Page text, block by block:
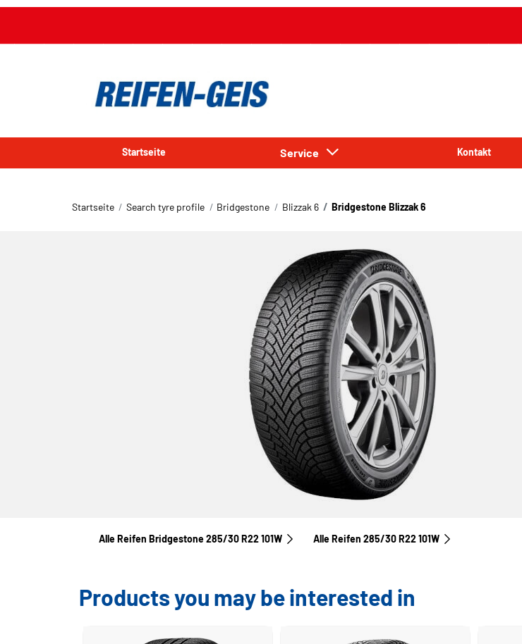
Startseite Service Kontakt
Startseite Search tyre profile Bridgestone Blizzak 6 Bridgestone Blizzak 6
Alle Reifen Bridgestone 285/30 R22 101W Alle Reifen‎ 285/30 R22 101W
Products you may be interested in